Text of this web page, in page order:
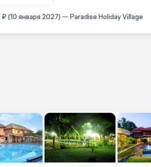
(10 января 2027) — Paradise Holiday Village